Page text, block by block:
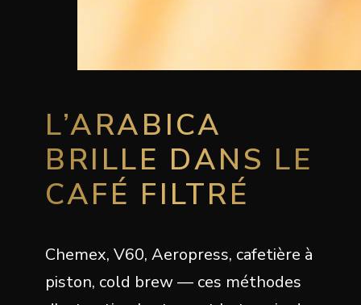
L’ARABICA
BRILLE DANS LE
CAFÉ FILTRÉ
Chemex, V60, Aeropress, cafetière à
piston, cold brew — ces méthodes